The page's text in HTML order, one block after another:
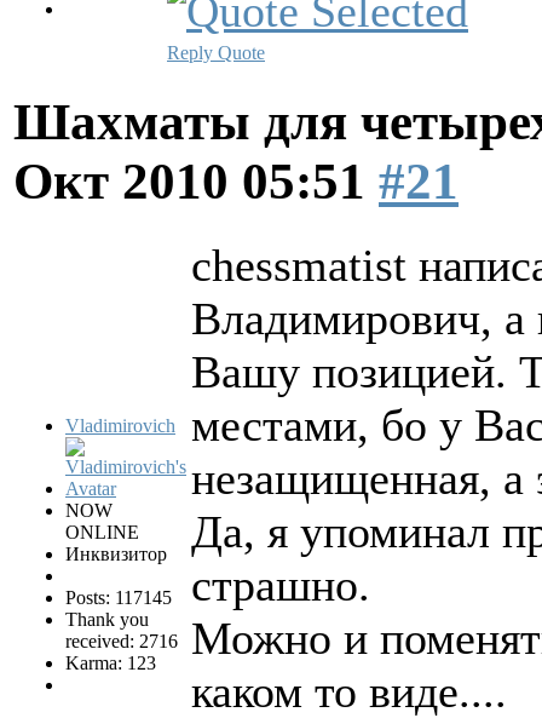
Reply Quote
Шахматы для
Окт 2010 05:51 #21
Vladimirovich
NOW
ONLINE
Инквизитор
Posts: 117145
Thank you
received: 2716
Karma: 123
chessmatist
Владимирович, а
Вашу позицией.
местами, бо у
незащищенная, а
Да, я упоминал
страшно.
Можно и
каком то виде....